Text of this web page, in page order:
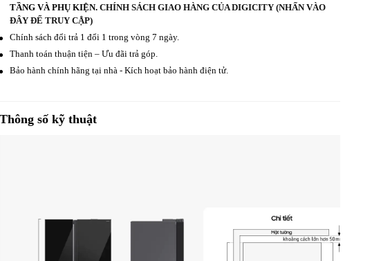
TẦNG VÀ PHỤ KIỆN. CHÍNH SÁCH GIAO HÀNG CỦA DIGICITY (NHẤN VÀO
ĐÂY ĐỂ TRUY CẬP)
Chính sách đổi trả 1 đổi 1 trong vòng 7 ngày.
Thanh toán thuận tiện – Ưu đãi trả góp.
Bảo hành chính hãng tại nhà - Kích hoạt bảo hành điện tử.
Thông số kỹ thuật